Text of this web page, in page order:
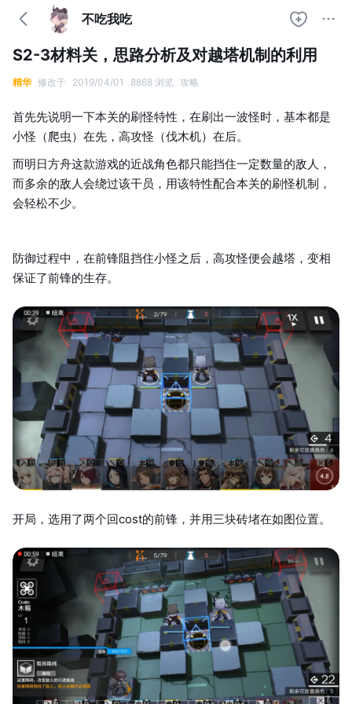
不吃我吃
S2-3材料关，思路分析及对越塔机制的利用
精华 修改于 2019/04/01 8868 浏览 攻略
首先先说明一下本关的刷怪特性，在刷出一波怪时，基本都是
小怪（爬虫）在先，高攻怪（伐木机）在后。
而明日方舟这款游戏的近战角色都只能挡住一定数量的敌人，
而多余的敌人会绕过该干员，用该特性配合本关的刷怪机制，
会轻松不少。
防御过程中，在前锋阻挡住小怪之后，高攻怪便会越塔，变相
保证了前锋的生存。
开局，选用了两个回cost的前锋，并用三块砖堵在如图位置。